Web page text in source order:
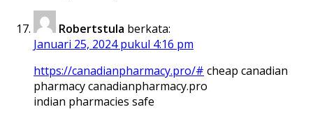
Robertstula berkata:
Januari 25, 2024 pukul 4:16 pm
https://canadianpharmacy.pro/# cheap canadian
pharmacy canadianpharmacy.pro
indian pharmacies safe